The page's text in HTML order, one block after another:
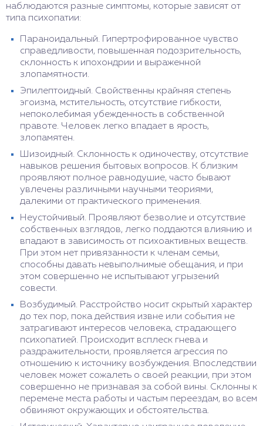
наблюдаются разные симптомы, которые зависят от
типа психопатии:
Параноидальный. Гипертрофированное чувство
справедливости, повышенная подозрительность,
склонность к ипохондрии и выраженной
злопамятности.
Эпилептоидный. Свойственны крайняя степень
эгоизма, мстительность, отсутствие гибкости,
непоколебимая убежденность в собственной
правоте. Человек легко впадает в ярость,
злопамятен.
Шизоидный. Склонность к одиночеству, отсутствие
навыков решения бытовых вопросов. К близким
проявляют полное равнодушие, часто бывают
увлечены различными научными теориями,
далекими от практического применения.
Неустойчивый. Проявляют безволие и отсутствие
собственных взглядов, легко поддаются влиянию и
впадают в зависимость от психоактивных веществ.
При этом нет привязанности к членам семьи,
способны давать невыполнимые обещания, и при
этом совершенно не испытывают угрызений
совести.
Возбудимый. Расстройство носит скрытый характер
до тех пор, пока действия извне или события не
затрагивают интересов человека, страдающего
психопатией. Происходит всплеск гнева и
раздражительности, проявляется агрессия по
отношению к источнику возбуждения. Впоследствии
человек может сожалеть о своей реакции, при этом
совершенно не признавая за собой вины. Склонны к
перемене места работы и частым переездам, во всем
обвиняют окружающих и обстоятельства.